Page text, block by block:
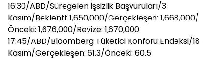
16:30/ABD/Süregelen İşsizlik Başvuruları/3
Kasım/Beklenti: 1,650,000/Gerçekleşen: 1,668,000/
Önceki: 1,676,000/Revize: 1,670,000
17:45/ABD/Bloomberg Tüketici Konforu Endeksi/18
Kasım/Gerçekleşen: 61.3/Önceki: 60.5